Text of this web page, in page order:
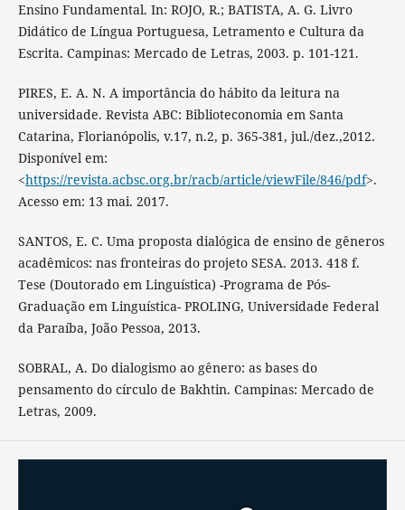
Ensino Fundamental. In: ROJO, R.; BATISTA, A. G. Livro
Didático de Língua Portuguesa, Letramento e Cultura da
Escrita. Campinas: Mercado de Letras, 2003. p. 101-121.
PIRES, E. A. N. A importância do hábito da leitura na
universidade. Revista ABC: Biblioteconomia em Santa
Catarina, Florianópolis, v.17, n.2, p. 365-381, jul./dez.,2012.
Disponível em:
<https://revista.acbsc.org.br/racb/article/viewFile/846/pdf>.
Acesso em: 13 mai. 2017.
SANTOS, E. C. Uma proposta dialógica de ensino de gêneros
acadêmicos: nas fronteiras do projeto SESA. 2013. 418 f.
Tese (Doutorado em Linguística) -Programa de Pós-
Graduação em Linguística- PROLING, Universidade Federal
da Paraíba, João Pessoa, 2013.
SOBRAL, A. Do dialogismo ao gênero: as bases do
pensamento do círculo de Bakhtin. Campinas: Mercado de
Letras, 2009.